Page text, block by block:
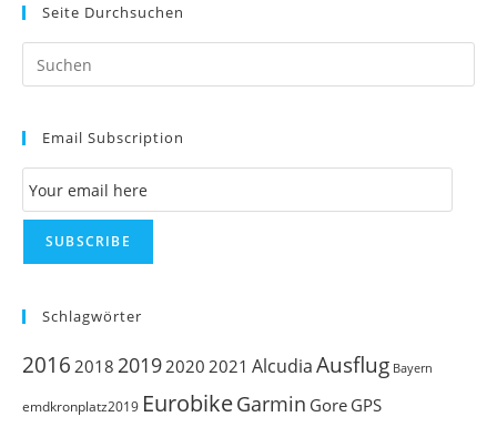
Seite Durchsuchen
Email Subscription
Email Subscription
SUBSCRIBE
Schlagwörter
2016 2018 20192020 2021 AlcudiaAusflug Bayern
emdkronplatz2019 EurobikeGarmin Gore GPS